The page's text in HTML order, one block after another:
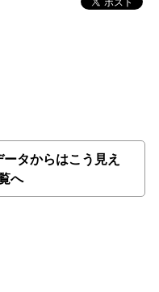
タからはこう見え
へ